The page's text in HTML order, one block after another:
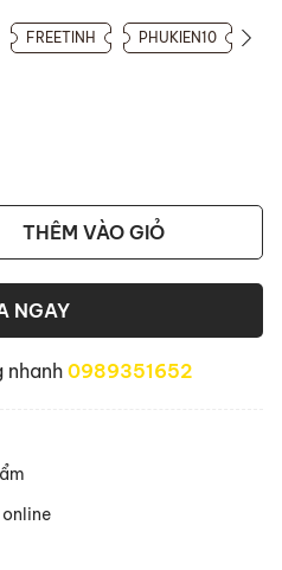
FREETINH PHUKIEN10
THÊM VÀO GIỎ
NGAY
nhanh 0989351652